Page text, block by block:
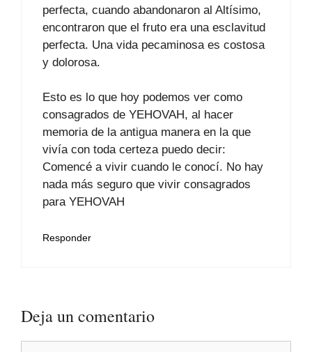
perfecta, cuando abandonaron al Altísimo,
encontraron que el fruto era una esclavitud
perfecta. Una vida pecaminosa es costosa
y dolorosa.
Esto es lo que hoy podemos ver como
consagrados de YEHOVAH, al hacer
memoria de la antigua manera en la que
vivía con toda certeza puedo decir:
Comencé a vivir cuando le conocí. No hay
nada más seguro que vivir consagrados
para YEHOVAH
Responder
Deja un comentario